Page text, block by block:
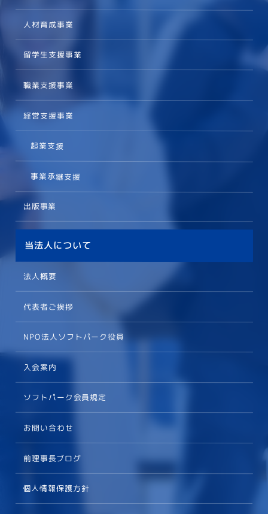
人材育成事業
留学生支援事業
職業支援事業
経営支援事業
起業支援
事業承継支援
出版事業
当法人について
法人概要
代表者ご挨拶
NPO法人ソフトパーク役員
入会案内
ソフトパーク会員規定
お問い合わせ
前理事長ブログ
個人情報保護方針